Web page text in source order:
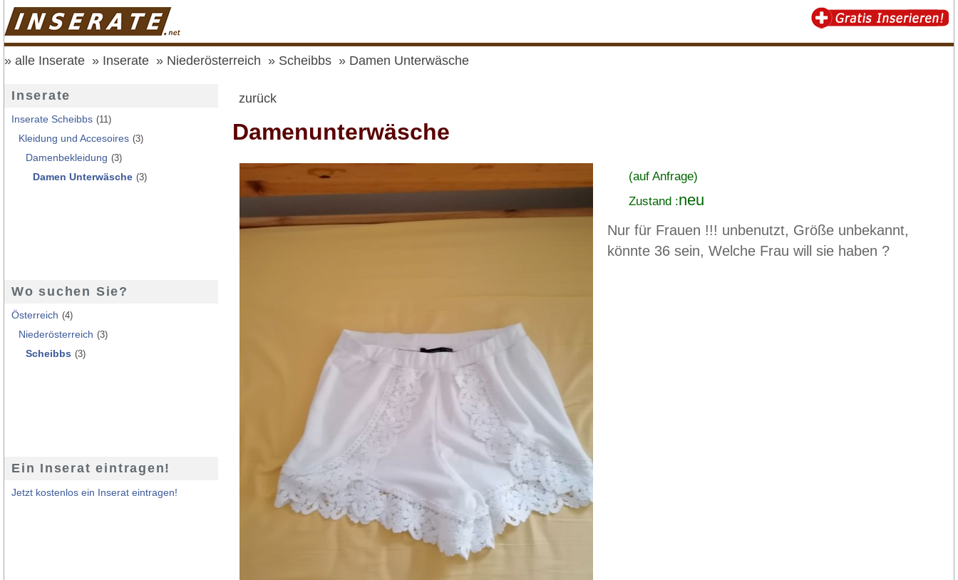
alle Inserate Inserate Niederösterreich Scheibbs Damen Unterwäsche
zurück
Damenunterwäsche
(auf Anfrage)
Zustand :neu
Nur für Frauen !!! unbenutzt, Größe unbekannt,
könnte 36 sein, Welche Frau will sie haben ?
Inserate
Inserate Scheibbs (11)
Kleidung und Accesoires (3)
Damenbekleidung (3)
Damen Unterwäsche (3)
Wo suchen Sie?
Österreich (4)
Niederösterreich (3)
Scheibbs (3)
Ein Inserat eintragen!
Jetzt kostenlos ein Inserat eintragen!